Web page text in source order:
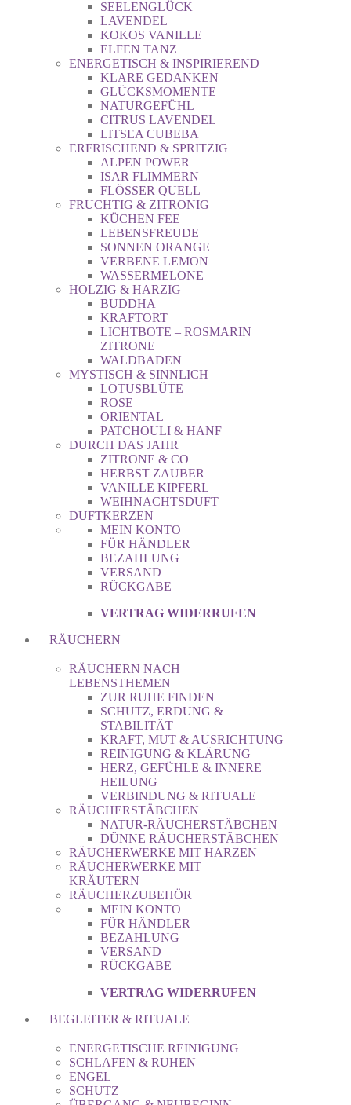
SEELENGLÜCK
LAVENDEL
KOKOS VANILLE
ELFEN TANZ
ENERGETISCH & INSPIRIEREND
KLARE GEDANKEN
GLÜCKSMOMENTE
NATURGEFÜHL
CITRUS LAVENDEL
LITSEA CUBEBA
ERFRISCHEND & SPRITZIG
ALPEN POWER
ISAR FLIMMERN
FLÖSSER QUELL
FRUCHTIG & ZITRONIG
KÜCHEN FEE
LEBENSFREUDE
SONNEN ORANGE
VERBENE LEMON
WASSERMELONE
HOLZIG & HARZIG
BUDDHA
KRAFTORT
LICHTBOTE – ROSMARIN
ZITRONE
WALDBADEN
MYSTISCH & SINNLICH
LOTUSBLÜTE
ROSE
ORIENTAL
PATCHOULI & HANF
DURCH DAS JAHR
ZITRONE & CO
HERBST ZAUBER
VANILLE KIPFERL
WEIHNACHTSDUFT
DUFTKERZEN
MEIN KONTO
FÜR HÄNDLER
BEZAHLUNG
VERSAND
RÜCKGABE
VERTRAG WIDERRUFEN
RÄUCHERN
RÄUCHERN NACH
LEBENSTHEMEN
ZUR RUHE FINDEN
SCHUTZ, ERDUNG &
STABILITÄT
KRAFT, MUT & AUSRICHTUNG
REINIGUNG & KLÄRUNG
HERZ, GEFÜHLE & INNERE
HEILUNG
VERBINDUNG & RITUALE
RÄUCHERSTÄBCHEN
NATUR-RÄUCHERSTÄBCHEN
DÜNNE RÄUCHERSTÄBCHEN
RÄUCHERWERKE MIT HARZEN
RÄUCHERWERKE MIT
KRÄUTERN
RÄUCHERZUBEHÖR
MEIN KONTO
FÜR HÄNDLER
BEZAHLUNG
VERSAND
RÜCKGABE
VERTRAG WIDERRUFEN
BEGLEITER & RITUALE
ENERGETISCHE REINIGUNG
SCHLAFEN & RUHEN
ENGEL
SCHUTZ